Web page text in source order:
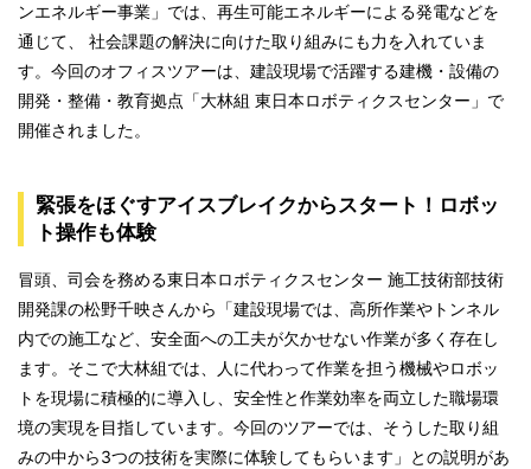
ンエネルギー事業」では、再生可能エネルギーによる発電などを
通じて、 社会課題の解決に向けた取り組みにも力を入れていま
す。今回のオフィスツアーは、建設現場で活躍する建機・設備の
開発・整備・教育拠点「大林組 東日本ロボティクスセンター」で
開催されました。
緊張をほぐすアイスブレイクからスタート！ロボッ
ト操作も体験
冒頭、司会を務める東日本ロボティクスセンター 施工技術部技術
開発課の松野千映さんから「建設現場では、高所作業やトンネル
内での施工など、安全面への工夫が欠かせない作業が多く存在し
ます。そこで大林組では、人に代わって作業を担う機械やロボッ
トを現場に積極的に導入し、安全性と作業効率を両立した職場環
境の実現を目指しています。今回のツアーでは、そうした取り組
みの中から3つの技術を実際に体験してもらいます」との説明があ